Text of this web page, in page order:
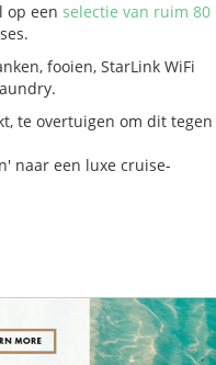
op een selectie van ruim 80
fooien, StarLink WiFi
te overtuigen om dit tegen
naar een luxe cruise-